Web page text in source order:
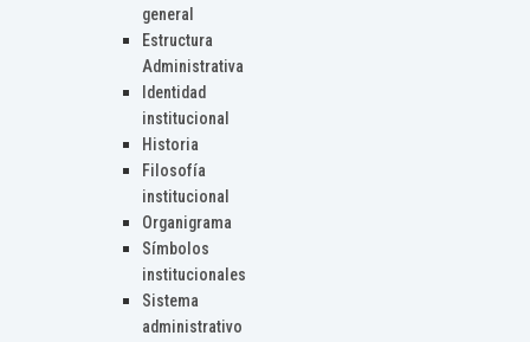
general
Estructura
Administrativa
Identidad
institucional
Historia
Filosofía
institucional
Organigrama
Símbolos
institucionales
Sistema
administrativo